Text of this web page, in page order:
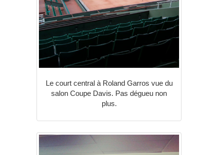
Le court central à Roland Garros vue du
salon Coupe Davis. Pas dégueu non
plus.